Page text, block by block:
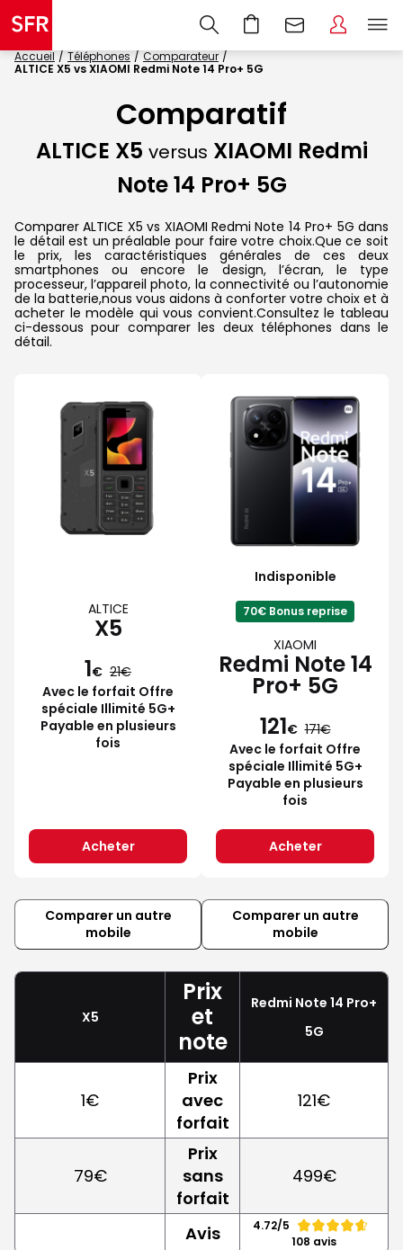
Accueil Téléphones
Comparateur
ALTICE X5 vs XIAOMI Redmi Note 14 Pro+ 5G
Comparatif
ALTICE X5 versus XIAOMI Redmi
Note 14 Pro+ 5G
Comparer ALTICE X5 vs XIAOMI Redmi Note 14 Pro+ 5G dans
le détail est un préalable pour faire votre choix.Que ce soit
le prix, les caractéristiques générales de ces deux
smartphones ou encore le design, l’écran, le type
processeur, l’appareil photo, la connectivité ou l’autonomie
de la batterie,nous vous aidons à conforter votre choix et à
acheter le modèle qui vous convient.Consultez le tableau
ci-dessous pour comparer les deux téléphones dans le
détail.
ALTICE
X5
1€ 21
Avec le forfait Offre
spéciale Illimité 5G+
Payable en plusieurs
fois
Acheter
Indisponible
70€ Bonus reprise
XIAOMI
Redmi Note 14
Pro+ 5G
121€ 171
Avec le forfait Offre
spéciale Illimité 5G+
Payable en plusieurs
fois
Acheter
Comparer un autre
mobile
Comparer un autre
mobile
X5
Prix
et
note
Redmi Note 14 Pro+
5G
1€
Prix
avec
forfait
121€
79€
Prix
sans
forfait
499€
Avis
4.72/5
108 avis